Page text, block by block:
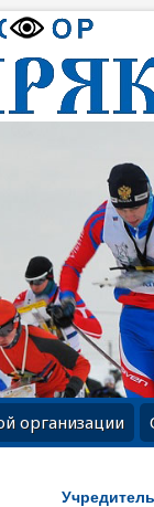
организации